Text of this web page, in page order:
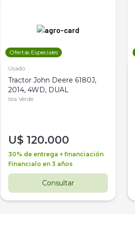
Ofertas Especiales
Usado
Tractor John Deere 6180J,
2014, 4WD, DUAL
Isla Verde
U$ 120.000
30% de entrega + financiación
Financialo en 3 años
Consultar